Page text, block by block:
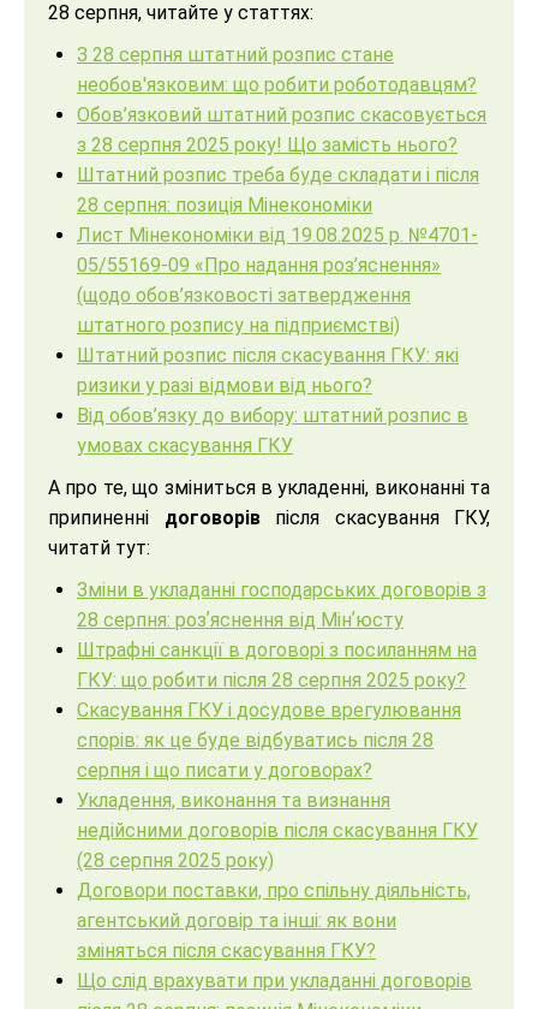
28 серпня, читайте у статтях:
З 28 серпня штатний розпис стане
необов'язковим: що робити роботодавцям?
Обов’язковий штатний розпис скасовується
з 28 серпня 2025 року! Що замість нього?
Штатний розпис треба буде складати і після
28 серпня: позиція Мінекономіки
Лист Мінекономіки від 19.08.2025 р. №4701-
05/55169-09 «Про надання роз’яснення»
(щодо обов’язковості затвердження
штатного розпису на підприємстві)
Штатний розпис після скасування ГКУ: які
ризики у разі відмови від нього?
Від обов’язку до вибору: штатний розпис в
умовах скасування ГКУ
А про те, що зміниться в укладенні, виконанні та
припиненні договорівпісля скасування ГКУ,
читатй тут:
Зміни в укладанні господарських договорів з
28 серпня: розʼяснення від Мінʼюсту
Штрафні санкції в договорі з посиланням на
ГКУ: що робити після 28 серпня 2025 року?
Скасування ГКУ і досудове врегулювання
спорів: як це буде відбуватись після 28
серпня і що писати у договорах?
Укладення, виконання та визнання
недійсними договорів після скасування ГКУ
(28 серпня 2025 року)
Договори поставки, про спільну діяльність,
агентський договір та інші: як вони
зміняться після скасування ГКУ?
Що слід врахувати при укладанні договорів